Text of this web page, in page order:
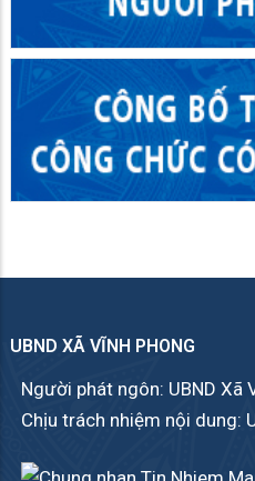
UBND XÃ VĨNH PHONG
Người phát ngôn: UBND Xã
Chịu trách nhiệm nội dung: